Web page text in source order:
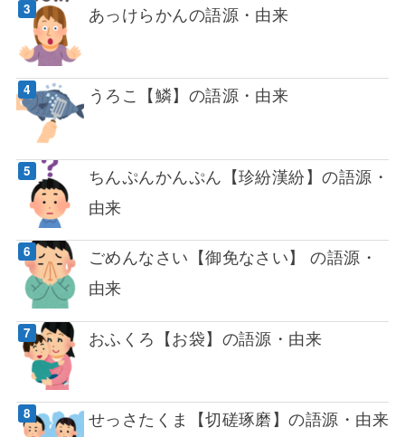
あっけらかんの語源・由来
うろこ【鱗】の語源・由来
ちんぷんかんぷん【珍紛漢紛】の語源・
由来
ごめんなさい【御免なさい】 の語源・
由来
おふくろ【お袋】の語源・由来
せっさたくま【切磋琢磨】の語源・由来